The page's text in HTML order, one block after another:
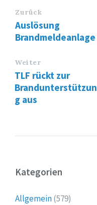
Zurück
Auslösung
Brandmeldeanlage
Weiter
TLF rückt zur
Brandunterstützun
g aus
Kategorien
Allgemein(579)